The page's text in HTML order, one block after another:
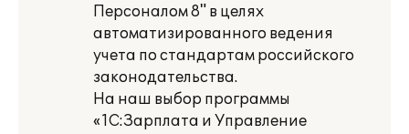
Персоналом 8" в целях
автоматизированного ведения
учета по стандартам российского
законодательства.
На наш выбор программы
«1С:Зарплата и Управление